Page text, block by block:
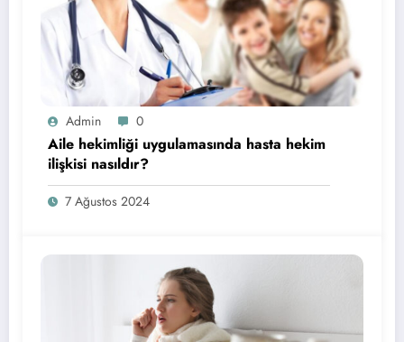
Admin 0
Aile hekimliği uygulamasında hasta hekim
ilişkisi nasıldır?
7 Ağustos 2024